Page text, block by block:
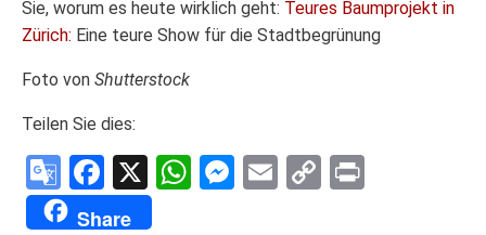
Sie, worum es heute wirklich geht: Teures Baumprojekt in
Zürich: Eine teure Show für die Stadtbegrünung
Foto von Shutterstock
Teilen Sie dies:
Google
Translate
Facebook
X WhatsApp
Messenger
Email
Copy
Share